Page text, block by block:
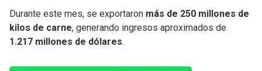
Durante este mes, se exportaron más de 250 millones de
kilos de carne, generando ingresos aproximados de
1.217 millones de dólares.